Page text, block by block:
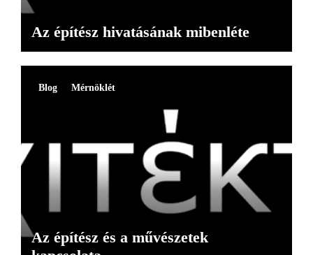
Az építész hivatásának mibenléte
Blog Mérnöklét
Az építész és a művészetek